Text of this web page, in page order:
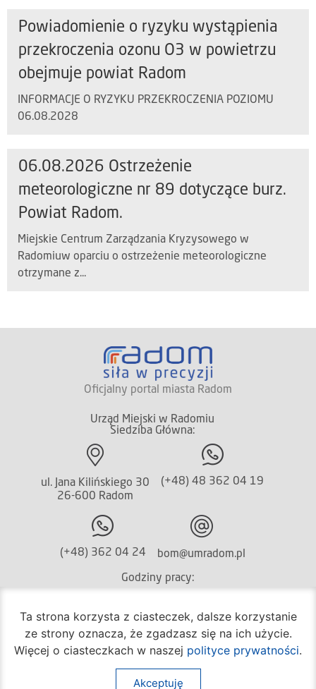
Powiadomienie o ryzyku wystąpienia
przekroczenia ozonu O3 w powietrzu
obejmuje powiat Radom
INFORMACJE O RYZYKU PRZEKROCZENIA POZIOMU
06.08.2028
06.08.2026 Ostrzeżenie
meteorologiczne nr 89 dotyczące burz.
Powiat Radom.
Miejskie Centrum Zarządzania Kryzysowego w
Radomiuw oparciu o ostrzeżenie meteorologiczne
otrzymane z...
Oficjalny portal miasta Radom
Urząd Miejski w Radomiu
Siedziba Główna:
ul. Jana Kilińskiego 30
26-600 Radom
(+48) 48 362 04 19
(+48) 362 04 24 bom@umradom.pl
Godziny pracy:
poniedziałek – piątek
godz.7:30 – 16:30
poniedziałek – piątek
Ta strona korzysta z ciasteczek, dalsze korzystanie
ze strony oznacza, że zgadzasz się na ich użycie.
Więcej o ciasteczkach w naszej polityce prywatności.
Akceptuję